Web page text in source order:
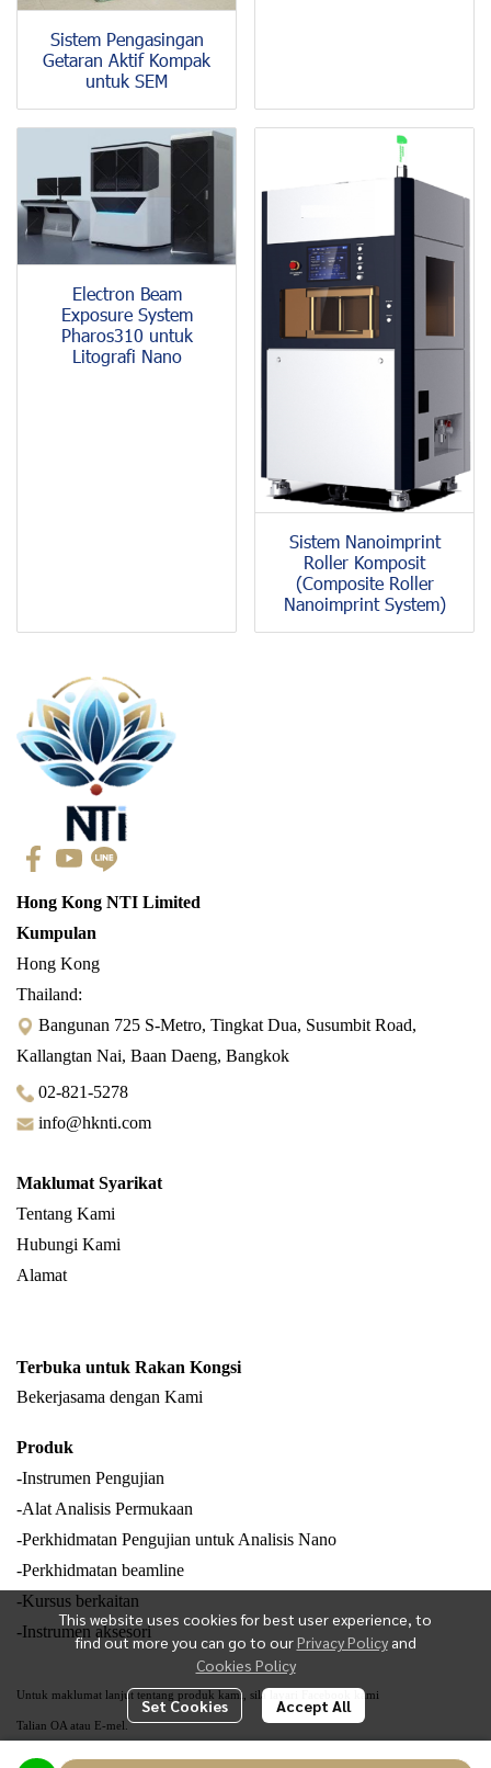
Sistem Pengasingan
Getaran Aktif Kompak
untuk SEM
Electron Beam
Exposure System
Pharos310 untuk
Litografi Nano
Sistem Nanoimprint
Roller Komposit
(Composite Roller
Nanoimprint System)
This website uses cookies for best user experience, to
find out more you can go to ourPrivacy Policy and
Cookies Policy
Set Cookies Accept All
Hong Kong NTI Limited
Kumpulan
Hong Kong
Thailand:
Bangunan 725 S-Metro, Tingkat Dua, Susumbit Road,
Kallangtan Nai, Baan Daeng, Bangkok
02-821-5278
info@hknti.com
Maklumat Syarikat
Tentang Kami
Hubungi Kami
Alamat
Terbuka untuk Rakan Kongsi
Bekerjasama dengan Kami
Produk
-Instrumen Pengujian
-Alat Analisis Permukaan
-Perkhidmatan Pengujian untuk Analisis Nano
-Perkhidmatan beamline
-Kursus berkaitan
-Instrumen aksesori
Untuk maklumat lanjut tentang produk kami, sila layari Facebook kami
Talian OA atau E-mel.